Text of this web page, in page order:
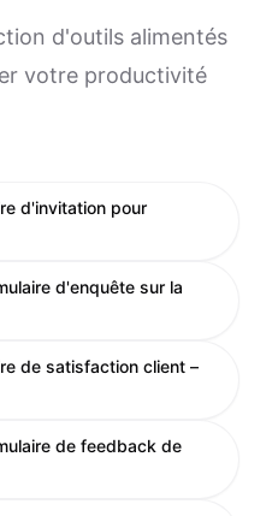
d'outils alimentés
votre productivité
d'invitation pour
d'enquête sur la
de satisfaction client –
de feedback de